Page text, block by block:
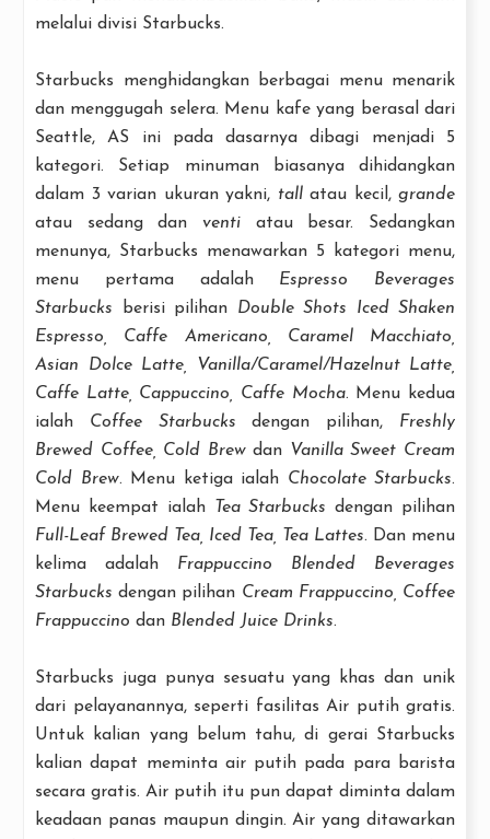
melalui divisi Starbucks.
Starbucks menghidangkan berbagai menu menarik
dan menggugah selera. Menu kafe yang berasal dari
Seattle, AS ini pada dasarnya dibagi menjadi 5
kategori. Setiap minuman biasanya dihidangkan
dalam 3 varian ukuran yakni, tallatau kecil, grande
atau sedang dan venti atau besar. Sedangkan
menunya, Starbucks menawarkan 5 kategori menu,
menu pertama adalah Espresso Beverages
Starbucks berisi pilihan Double Shots Iced Shaken
Espresso, Caffe Americano, Caramel Macchiato,
Asian Dolce Latte, Vanilla/Caramel/Hazelnut Latte,
Caffe Latte, Cappuccino, Caffe Mocha. Menu kedua
ialah Coffee Starbucks dengan pilihan, Freshly
Brewed Coffee, Cold Brewdan Vanilla Sweet Cream
Cold Brew. Menu ketiga ialah Chocolate Starbucks.
Menu keempat ialah
Tea Starbucks dengan pilihan
Full-Leaf Brewed Tea, Iced Tea, Tea Lattes. Dan menu
kelima adalah Frappuccino Blended Beverages
Starbucks dengan pilihan Cream Frappuccino, Coffee
Frappuccino dan Blended Juice Drinks.
Starbucks juga punya sesuatu yang khas dan unik
dari pelayanannya, seperti fasilitas Air putih gratis.
Untuk kalian yang belum tahu, di gerai Starbucks
kalian dapat meminta air putih pada para barista
secara gratis. Air putih itu pun dapat diminta dalam
keadaan panas maupun dingin. Air yang ditawarkan